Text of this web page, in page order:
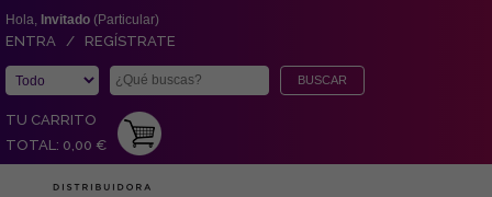
Hola, Invitado (Particular)
ENTRA / REGÍSTRATE
TU CARRITO
TOTAL: 0,00 €